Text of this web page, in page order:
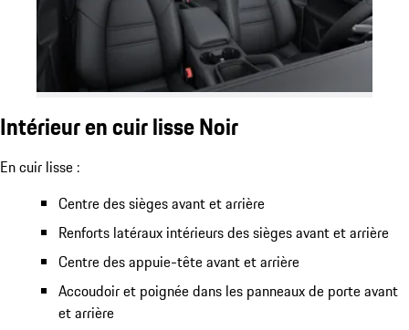
Intérieur en cuir lisse Noir
En cuir lisse :
Centre des sièges avant et arrière
Renforts latéraux intérieurs des sièges avant et arrière
Centre des appuie-tête avant et arrière
Accoudoir et poignée dans les panneaux de porte avant
et arrière